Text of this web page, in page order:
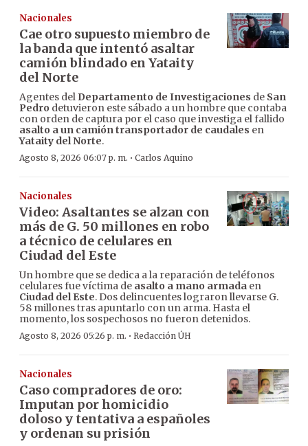
Nacionales
Cae otro supuesto miembro de
la banda que intentó asaltar
camión blindado en Yataity
del Norte
Agentes del Departamento de Investigaciones de San
Pedro detuvieron este sábado a un hombre que contaba
con orden de captura por el caso que investiga el fallido
asalto a un camión transportador de caudales en
Yataity del Norte.
Agosto 8, 2026 06:07 p. m. · Carlos Aquino
Nacionales
Video: Asaltantes se alzan con
más de G. 50 millones en robo
a técnico de celulares en
Ciudad del Este
Un hombre que se dedica a la reparación de teléfonos
celulares fue víctima de asalto a mano armada en
Ciudad del Este. Dos delincuentes lograron llevarse G.
58 millones tras apuntarlo con un arma. Hasta el
momento, los sospechosos no fueron detenidos.
Agosto 8, 2026 05:26 p. m. · Redacción ÚH
Nacionales
Caso compradores de oro:
Imputan por homicidio
doloso y tentativa a españoles
y ordenan su prisión